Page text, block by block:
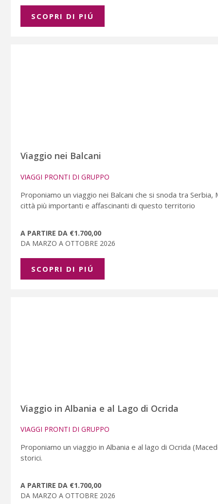
SCOPRI DI PIÚ
Viaggio nei Balcani
VIAGGI PRONTI DI GRUPPO
Proponiamo un viaggio nei Balcani che si snoda tra
città più importanti e affascinanti di questo territorio
A PARTIRE DA €1.700,00
DA MARZO A OTTOBRE 2026
SCOPRI DI PIÚ
Viaggio in Albania e al Lago di Ocrida
VIAGGI PRONTI DI GRUPPO
Proponiamo un viaggio in Albania e al lago di Ocrida
storici.
A PARTIRE DA €1.700,00
DA MARZO A OTTOBRE 2026